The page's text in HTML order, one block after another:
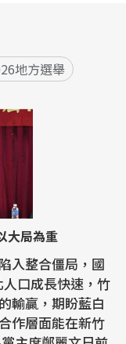
地方選舉
大局為重
入整合僵局，國
口成長快速，竹
輸贏，期盼藍白
作層面能在新竹